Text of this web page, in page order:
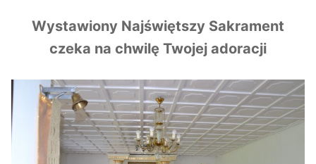
Wystawiony Najświętszy Sakrament
czeka na chwilę Twojej adoracji